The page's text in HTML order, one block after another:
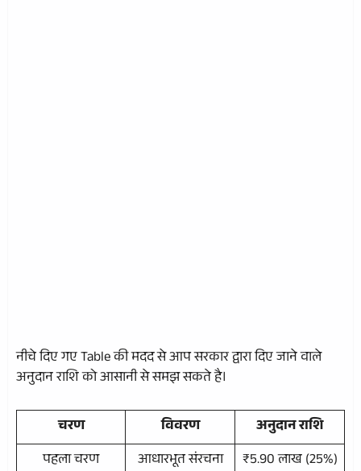
नीचे दिए गए Table की मदद से आप सरकार द्वारा दिए जाने वाले
अनुदान राशि को आसानी से समझ सकते है।
चरण विवरण
अनुदान राशि
पहला चरण
आधारभूत संरचना ₹5.90 लाख (25%)